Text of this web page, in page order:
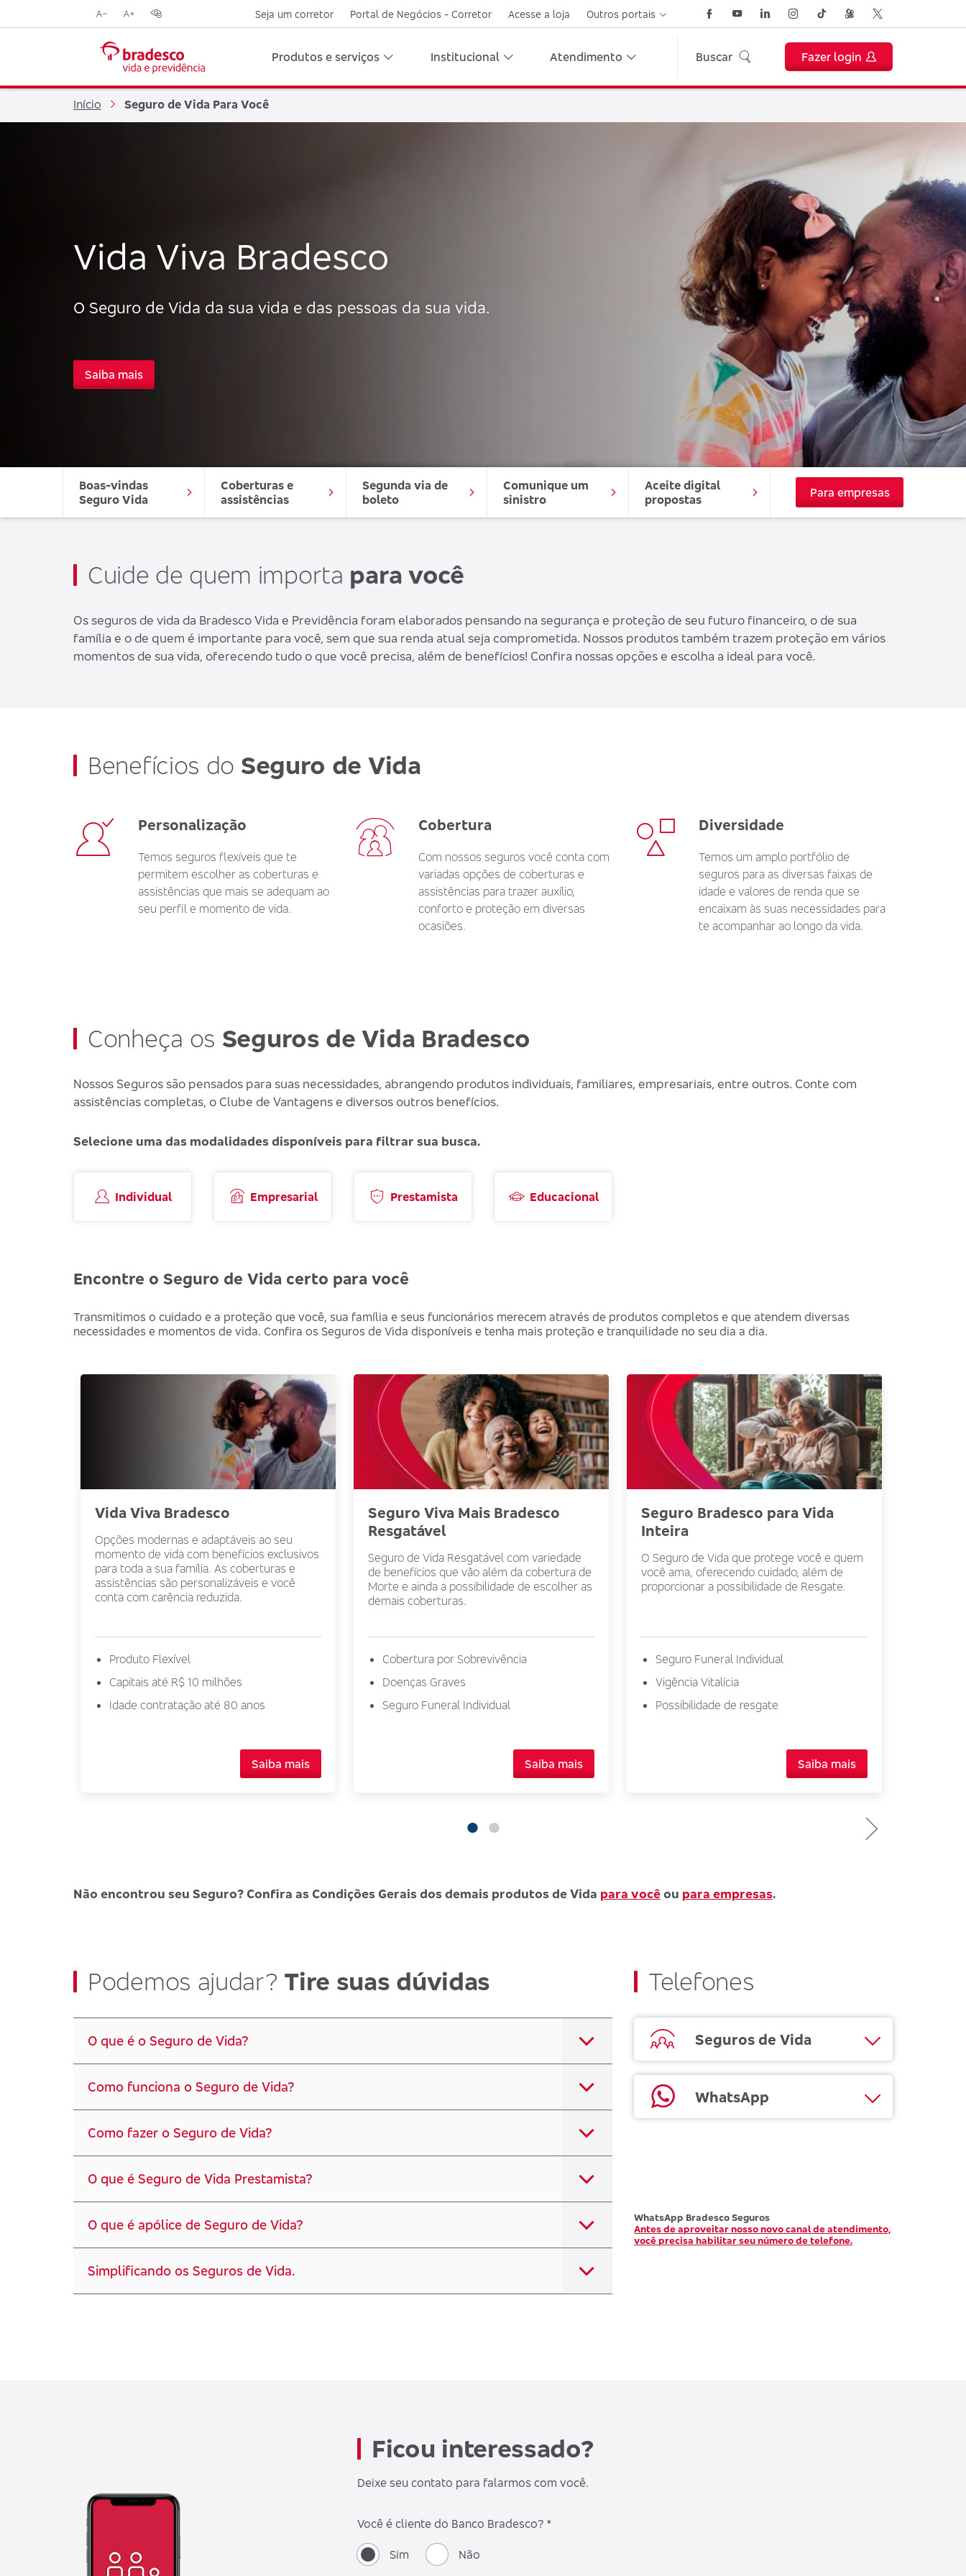
Reduzir
da
fonte
Aumentar
da
fonte
Opções
contraste
visual
Seja um corretor Portal de Negócios - Corretor Acesse a loja Outros portais
Produtos e serviços Institucional Atendimento Buscar Fazer login
Início Seguro de Vida Para Você
Vida Viva Bradesco
O Seguro de Vida da sua vida e das pessoas da sua vida.
Saiba mais
Boas-vindas
Seguro Vida
Coberturas e
assistências
Segunda via de
boleto
Comunique um
sinistro
Aceite digital
propostas
Para empresas
Cuide de quem importa para você
Os seguros de vida da Bradesco Vida e Previdência foram elaborados pensando na segurança e proteção de seu futuro financeiro, o de sua
família e o de quem é importante para você, sem que sua renda atual seja comprometida. Nossos produtos também trazem proteção em vários
momentos de sua vida, oferecendo tudo o que você precisa, além de benefícios! Confira nossas opções e escolha a ideal para você.
Benefícios do Seguro de Vida
Personalização
Temos seguros flexíveis que te
permitem escolher as coberturas e
assistências que mais se adequam ao
seu perfil e momento de vida.
Cobertura
Com nossos seguros você conta com
variadas opções de coberturas e
assistências para trazer auxílio,
conforto e proteção em diversas
ocasiões.
Diversidade
Temos um amplo portfólio de
seguros para as diversas faixas de
idade e valores de renda que se
encaixam às suas necessidades para
te acompanhar ao longo da vida.
Conheça os Seguros de Vida Bradesco
Nossos Seguros são pensados para suas necessidades, abrangendo produtos individuais, familiares, empresariais, entre outros. Conte com
assistências completas, o Clube de Vantagens e diversos outros benefícios.
Selecione uma das modalidades disponíveis para filtrar sua busca.
Individual Empresarial Prestamista Educacional
Encontre o Seguro de Vida certo para você
Transmitimos o cuidado e a proteção que você, sua família e seus funcionários merecem através de produtos completos e que atendem diversas
necessidades e momentos de vida. Confira os Seguros de Vida disponíveis e tenha mais proteção e tranquilidade no seu dia a dia.
Vida Viva Bradesco
Opções modernas e adaptáveis ao seu
momento de vida com benefícios exclusivos
para toda a sua família. As coberturas e
assistências são personalizáveis e você
conta com carência reduzida.
Produto Flexível
Capitais até R$ 10 milhões
Idade contratação até 80 anos
Saiba mais
Seguro Viva Mais Bradesco
Resgatável
Seguro de Vida Resgatável com variedade
de benefícios que vão além da cobertura de
Morte e ainda a possibilidade de escolher as
demais coberturas.
Cobertura por Sobrevivência
Doenças Graves
Seguro Funeral Individual
Saiba mais
Seguro Bradesco para Vida
Inteira
O Seguro de Vida que protege você e quem
você ama, oferecendo cuidado, além de
proporcionar a possibilidade de Resgate.
Seguro Funeral Individual
Vigência Vitalícia
Possibilidade de resgate
Saiba mais
Não encontrou seu Seguro? Confira as Condições Gerais dos demais produtos de Vida para vocêou para empresas.
Podemos ajudar? Tire suas dúvidas
O que é o Seguro de Vida?
Como funciona o Seguro de Vida?
Como fazer o Seguro de Vida?
O que é Seguro de Vida Prestamista?
O que é apólice de Seguro de Vida?
Simplificando os Seguros de Vida.
Telefones
Seguros de Vida
WhatsApp
WhatsApp Bradesco Seguros
Antes de aproveitar nosso novo canal de atendimento,
você precisa habilitar seu número de telefone.
Ficou interessado?
Deixe seu contato para falarmos com você.
Você é cliente do Banco Bradesco? *
Sim Não